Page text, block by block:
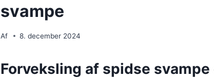
svampe
Af 8. december 2024
Forveksling af spidse